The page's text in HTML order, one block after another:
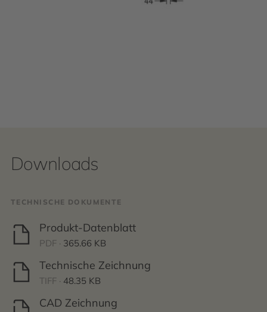
Downloads
TECHNISCHE DOKUMENTE
Produkt-Datenblatt
PDF · 365.66 KB
Technische Zeichnung
TIFF · 48.35 KB
CAD Zeichnung